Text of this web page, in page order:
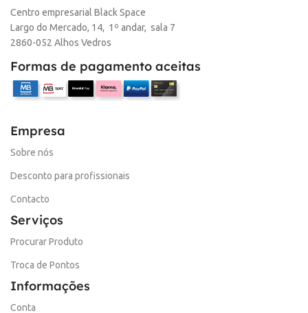
Centro empresarial Black Space
Largo do Mercado, 14, 1º andar, sala 7
2860-052 Alhos Vedros
Formas de pagamento aceitas
Empresa
Sobre nós
Desconto para profissionais
Contacto
Serviços
Procurar Produto
Troca de Pontos
Informações
Conta